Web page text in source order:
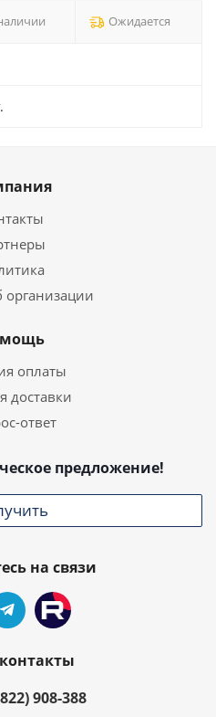
Ожидается
оплаты
доставки
ответ
предложение!
на связи
908-388